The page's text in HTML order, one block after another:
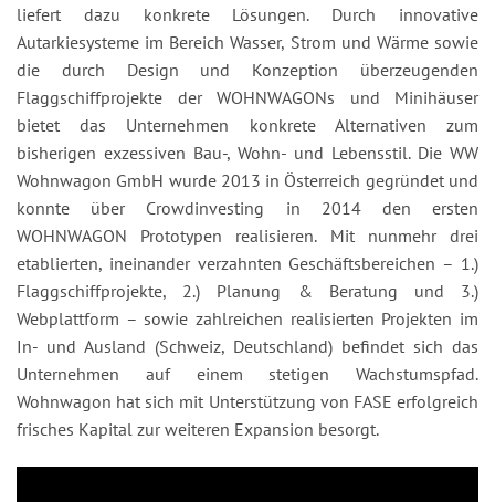
liefert dazu konkrete Lösungen. Durch innovative
Autarkiesysteme im Bereich Wasser, Strom und Wärme sowie
die durch Design und Konzeption überzeugenden
Flaggschiffprojekte der WOHNWAGONs und Minihäuser
bietet das Unternehmen konkrete Alternativen zum
bisherigen exzessiven Bau-, Wohn- und Lebensstil. Die WW
Wohnwagon GmbH wurde 2013 in Österreich gegründet und
konnte über Crowdinvesting in 2014 den ersten
WOHNWAGON Prototypen realisieren. Mit nunmehr drei
etablierten, ineinander verzahnten Geschäftsbereichen – 1.)
Flaggschiffprojekte, 2.) Planung & Beratung und 3.)
Webplattform – sowie zahlreichen realisierten Projekten im
In- und Ausland (Schweiz, Deutschland) befindet sich das
Unternehmen auf einem stetigen Wachstumspfad.
Wohnwagon hat sich mit Unterstützung von FASE erfolgreich
frisches Kapital zur weiteren Expansion besorgt.